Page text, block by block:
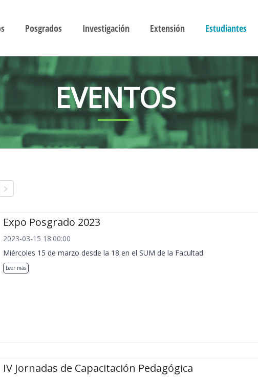
Posgrados Investigación Extensión Estudiantes
EVENTOS
Expo Posgrado 2023
2023-03-15 18:00:00
Miércoles 15 de marzo desde la 18 en el SUM de la Facultad
Leer más
IV Jornadas de Capacitación Pedagógica